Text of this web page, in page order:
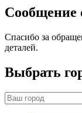
Сообщение
Спасибо за
деталей.
Выбрать